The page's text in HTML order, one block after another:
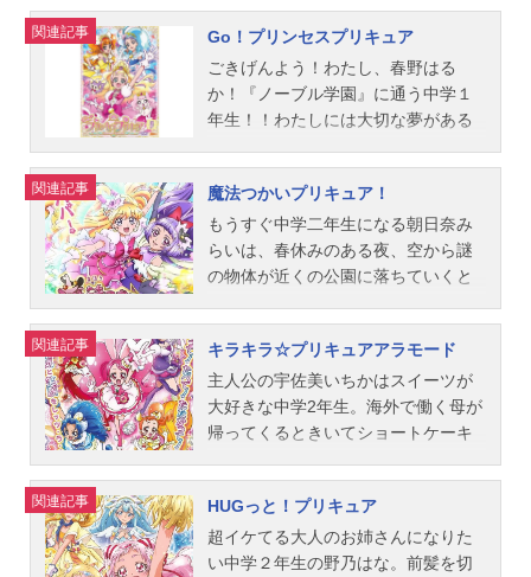
子／キュアフラワー：坂本千夏シプ
レ：川田妙子コフレ：くまいもとこ
ポプリ：菊池こころコロン：石田彰
デューン：緑川光サバーク博...
黒川エレン／キュアビート：豊口め
ぐみ調辺アコ／キュアミューズ：大
久保瑠美ハミィ：三石琴乃スタッフ
企画：西出将之 三宅将典 関弘美
プロデューサー：松下洋幸 佐々木
ー：境宗久シリーズ構成：大野敏哉
音楽：高梨康治製作担当：額賀康彦
美術デザイン：増田竜太郎色彩設
計：佐久間ヨシ子キャラクターデザ
イン：...
追いかけて地球に向かった妖精「キ
ャンディ」が最初に出会ったのは、
転校初日なのに遅刻ギリギリで大慌
ての中学生「みゆき」だった･･･。作
品名スマイルプリキュア！放送形態T
ール2012年2月5日（日）～2013年1
月27日（日）テレビ朝日ほか話数全4
8話キャスト星空みゆき／キュアハッ
ピー：福圓美里日野あかね／キュア
サニー：田野アサミ黄瀬やよい／キ
ュアマーチ：井上麻里奈青木れいか
／キュアビューティ：西村ちなみキ
ャンディ：大谷育江ポップ：阪口大
助ロイヤルクイーン：島...
怪物の前に思わず飛び出したマナ
は、トランプ王国からやってきた妖
精シャルルと、不思議なアクセサリ
ー“キュアラビーズ”の力で、キュアハ
ートに変身!いつもマナを助けてくれ
ありすたちが愛を忘れた“ジコチュ
ー”たちを浄化していきます!作品名ド
キドキ！プリキュア放送形態TVアニ
メシリーズプリキュアスケジュール2
013年2月3日（日）～2014年1月26
キャスト相田マナ／キュアハート：
生天目仁美菱川六花／キュアダイヤ
モンド：寿美菜子四葉ありす／キュ
アロゼッタ：渕上舞剣崎真琴／キュ
アソード：宮本佳那子円亜久里／キ
原久美子ラケル：寺崎裕香ランス：
大橋彩香ダビィ：内山夕実マリー・
アンジュ：今井由香ジョー岡田／ジ
ョナサン・クロンダイク：...
ことで、周囲をもハッピーにしてい
きます!商店街へやってきためぐみ
は、歩道橋の上にたたずむひめと出
会うもすぐ近くでサイアークが暴れ
ている？！ひめは思わずプリキュア
というめぐみの愛のパワーが高ま
り、めぐみもキュアラブリーに変
身!?作品名ハピネスチャージプリキ
ュア！放送形態TVアニメシリーズプ
リキュアスケジュール2014年2月2日
ビ朝日系列ほか話数全49話キャスト
愛乃めぐみ／キュアラブリー：中島
愛白雪ひめ／キュアプリンセス：潘
めぐみ大森ゆうこ／キュアハニー：
北川里奈氷川いおな／キュアフォー
ぐらさん：小堀幸スタッフプロデュ
ーサー：土肥繁葉樹 高橋知子 柴
田宏明シリーズディレクター：長峯
達也シリーズ構成：成田良美音楽：
関連記事
Go！プリンセスプリキュア
ごきげんよう！わたし、春野はる
か！『ノーブル学園』に通う中学１
年生！！わたしには大切な夢がある
なること」！！大好きな絵本に出て
くるプリンセス…そんなステキな人
に絶対なりたいの！昔『カナタ』と
いう男の子とも、夢はあきらめない
って約束したんだ。新しい生活、が
ら、人々の夢を「扉」の中に閉ざし
絶望に染めてしまう悪いやつらが目
の前に現れて……！！『プリンセス
パフューム』と、『カナタ』にもら
ってお守りにしていた『ドレスアッ
ンセスプリキュア』に変身しちゃっ
た！！「つよさ・やさしさ・美し
さ」をかねそなえた真のプリンセス
となり世界を救うこと…それが『プ
関連記事
魔法つかいプリキュア！
もうすぐ中学二年生になる朝日奈み
らいは、春休みのある夜、空から謎
の物体が近くの公園に落ちていくと
法つかいかも！」と期待に胸をふく
らませるみらいは、翌朝、ワクワク
しながら、幼い頃からずっとかわい
がっているクマのぬいぐるみ「モフ
ルン」と一緒に公園に向かいます。
にまたがって宙に浮く女の子…！リ
コと名乗るその女の子は、なんと魔
法つかい！！みらいは、魔法つかい
に興味津々でリコを質問攻めに。リ
関連記事
キラキラ☆プリキュアアラモード
主人公の宇佐美いちかはスイーツが
大好きな中学2年生。海外で働く母が
帰ってくるときいてショートケーキ
ぺこのペコリンに出会います。いち
かの作ったショートケーキには想い
がつまっており、スイーツに宿るエ
ネルギー「キラキラル」があふれ出
関連記事
HUGっと！プリキュア
超イケてる大人のお姉さんになりた
い中学２年生の野乃はな。前髪を切